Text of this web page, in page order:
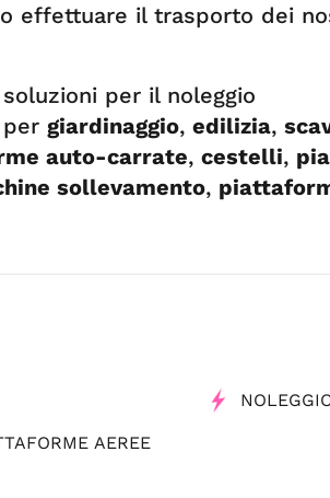
effettuare il trasporto dei
per il noleggio
per giardinaggio, edilizia,
auto-carrate, cestelli,
sollevamento,
AEREE